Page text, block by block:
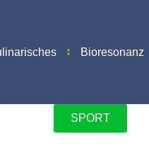
Bioresonanz
SPORT